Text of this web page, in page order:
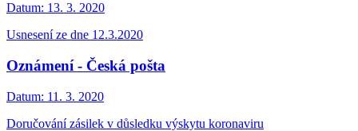
Datum: 13. 3. 2020
Usnesení ze dne 12.3.2020
Oznámení - Česká pošta
Datum: 11. 3. 2020
Doručování zásilek v důsledku výskytu koronaviru